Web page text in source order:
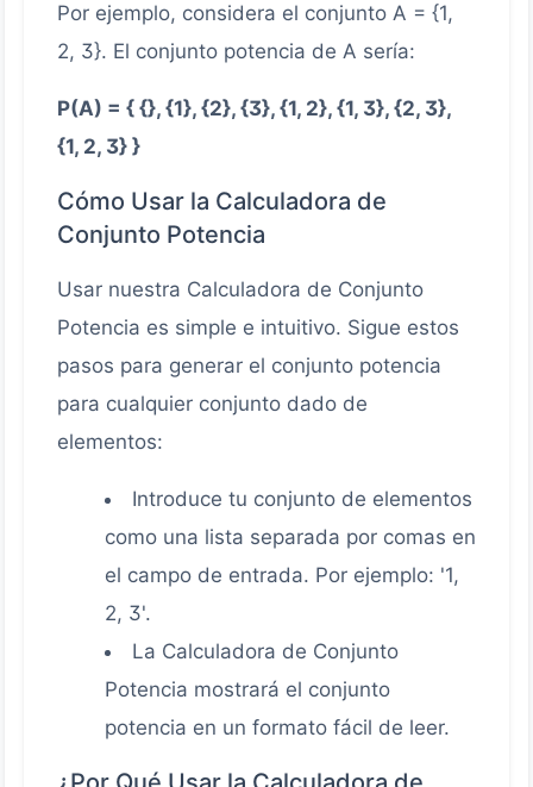
Por ejemplo, considera el conjunto A = {1,
2, 3}. El conjunto potencia de A sería:
P(A) = { {}, {1}, {2}, {3}, {1, 2}, {1, 3}, {2, 3},
{1, 2, 3} }
Cómo Usar la Calculadora de
Conjunto Potencia
Usar nuestra Calculadora de Conjunto
Potencia es simple e intuitivo. Sigue estos
pasos para generar el conjunto potencia
para cualquier conjunto dado de
elementos:
Introduce tu conjunto de elementos
como una lista separada por comas en
el campo de entrada. Por ejemplo: '1,
2, 3'.
La Calculadora de Conjunto
Potencia mostrará el conjunto
potencia en un formato fácil de leer.